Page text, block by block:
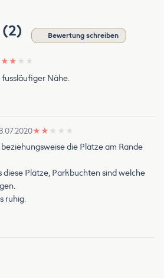
(2) Bewertung schreiben
★ ★ ★ ★
fussläufiger Nähe.
★ ★ ★ ★ ★
die Plätze am Rande
diese Plätze, Parkbuchten sind welche
ruhig.